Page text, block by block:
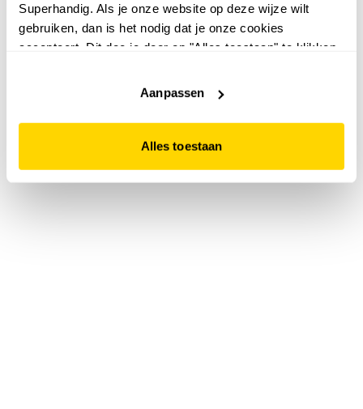
Superhandig. Als je onze website op deze wijze wilt
gebruiken, dan is het nodig dat je onze cookies
accepteert. Dit doe je door op "Alles toestaan" te klikken.
website niet optimaal functioneert.
Aanpassen
Alles toestaan